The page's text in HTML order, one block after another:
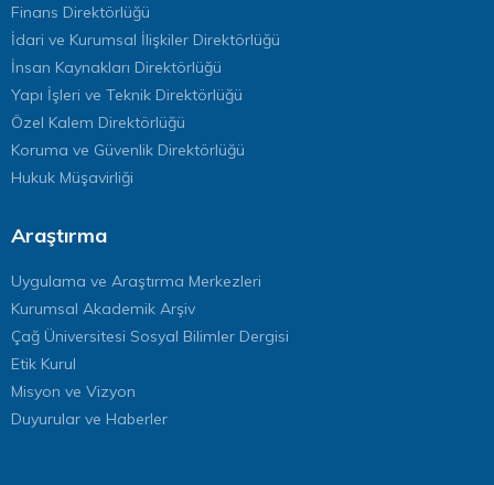
Finans Direktörlüğü
İdari ve Kurumsal İlişkiler Direktörlüğü
İnsan Kaynakları Direktörlüğü
Yapı İşleri ve Teknik Direktörlüğü
Özel Kalem Direktörlüğü
Koruma ve Güvenlik Direktörlüğü
Hukuk Müşavirliği
Araştırma
Uygulama ve Araştırma Merkezleri
Kurumsal Akademik Arşiv
Çağ Üniversitesi Sosyal Bilimler Dergisi
Etik Kurul
Misyon ve Vizyon
Duyurular ve Haberler